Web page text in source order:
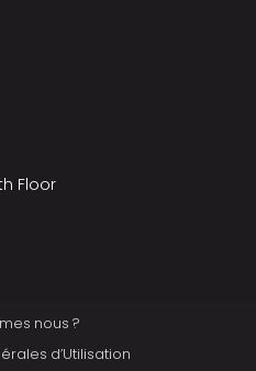
Floor
nous ?
d’Utilisation